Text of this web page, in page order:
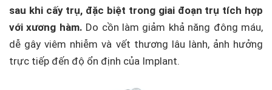
sau khi cấy trụ, đặc biệt trong giai đoạn trụ tích hợp
với xương hàm. Do cồn làm giảm khả năng đông máu,
dễ gây viêm nhiễm và vết thương lâu lành, ảnh hưởng
trực tiếp đến độ ổn định của Implant.